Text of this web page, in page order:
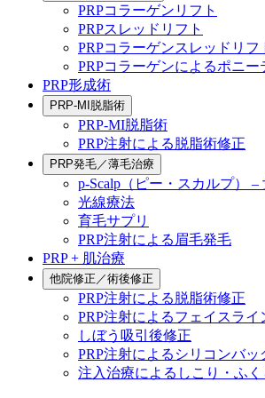
PRPコラーゲンリフト
PRPスレッドリフト
PRPコラーゲンスレッドリフ
PRPコラーゲンによるポニー
PRP形成術
PRP-MI脱脂術
PRP-MI脱脂術
PRP注射による脱脂術修正
PRP発毛／薄毛治療
p-Scalp（ピー・スカルプ）
光線療法
育毛サプリ
PRP注射による眉毛発毛
PRP + 肌治療
他院修正／術後修正
PRP注射による脱脂術修正
PRP注射によるフェイスラ
しぼう吸引後修正
PRP注射によるシリコンバッ
注入治療によるしこり・ふ